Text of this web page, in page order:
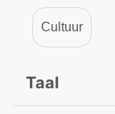
Cultuur
Taal